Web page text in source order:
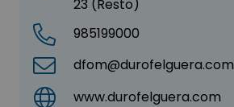
23 (Resto)
985199000
dfom@durofelguera.com
www.durofelguera.com